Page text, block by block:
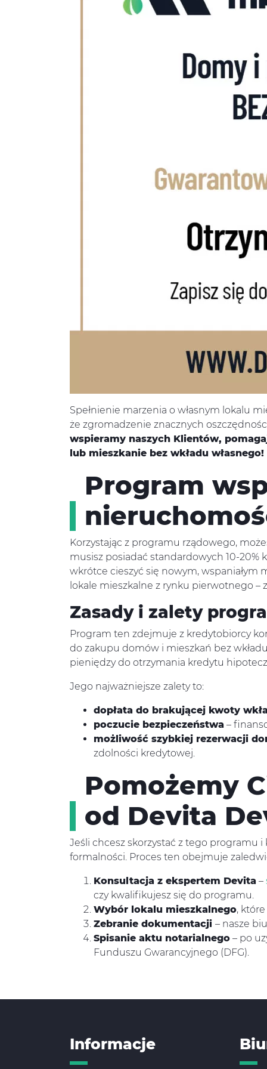
Spełnienie marzenia o własnym lokalu
że zgromadzenie znacznych
wspieramy naszych Klientów,
lub mieszkanie bez wkładu własnego!
Program
Korzystając z programu rządowego,
musisz posiadać standardowych 10-20%
wkrótce cieszyć się nowym,
lokale mieszkalne z rynku pierwotnego –
Zasady i zalety
Program ten zdejmuje z kredytobiorcy
do zakupu domów i mieszkań bez
pieniędzy do otrzymania kredytu
Jego najważniejsze zalety to:
dopłata do brakującej kwoty
poczucie bezpieczeństwa –
możliwość szybkiej rezerwacji
zdolności kredytowej.
Pomożemy
od Devita
Jeśli chcesz skorzystać z tego programu
formalności. Proces ten obejmuje
Konsultacja z ekspertem Devita –
czy kwalifikujesz się do programu.
Wybór lokalu mieszkalnego,
Zebranie dokumentacji – nasze
Spisanie aktu notarialnego – po
Funduszu Gwarancyjnego (DFG).
Informacje